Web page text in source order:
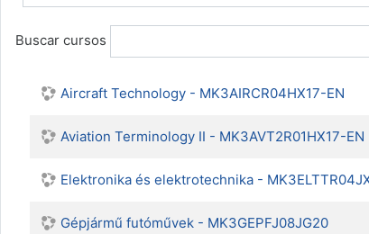
Buscar cursos
Aircraft Technology - MK3AIRCR04HX17-EN
Aviation Terminology II - MK3AVT2R01HX17-EN
Elektronika és elektrotechnika -
Gépjármű futóművek - MK3GEPFJ08JG20